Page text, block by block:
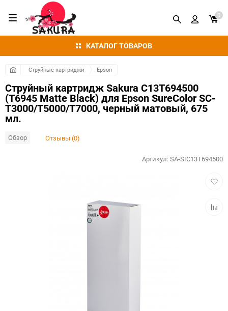
КАТАЛОГ ТОВАРОВ
0
Струйные картриджи Epson
Струйный картридж Sakura C13T694500
(T6945 Matte Black) для Epson SureColor SC-
T3000/T5000/T7000, черный матовый, 675
мл.
Обзор Отзывы (0)
Артикул:SA-SIC13T694500